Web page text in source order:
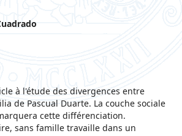
à l'étude des divergences entre
de Pascual Duarte. La couche sociale
cette différenciation.
sans famille travaille dans un